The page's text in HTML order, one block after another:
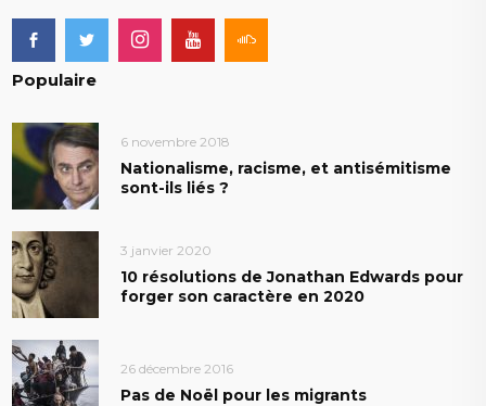
Populaire
6 novembre 2018
Nationalisme, racisme, et antisémitisme
sont-ils liés ?
3 janvier 2020
10 résolutions de Jonathan Edwards pour
forger son caractère en 2020
26 décembre 2016
Pas de Noël pour les migrants